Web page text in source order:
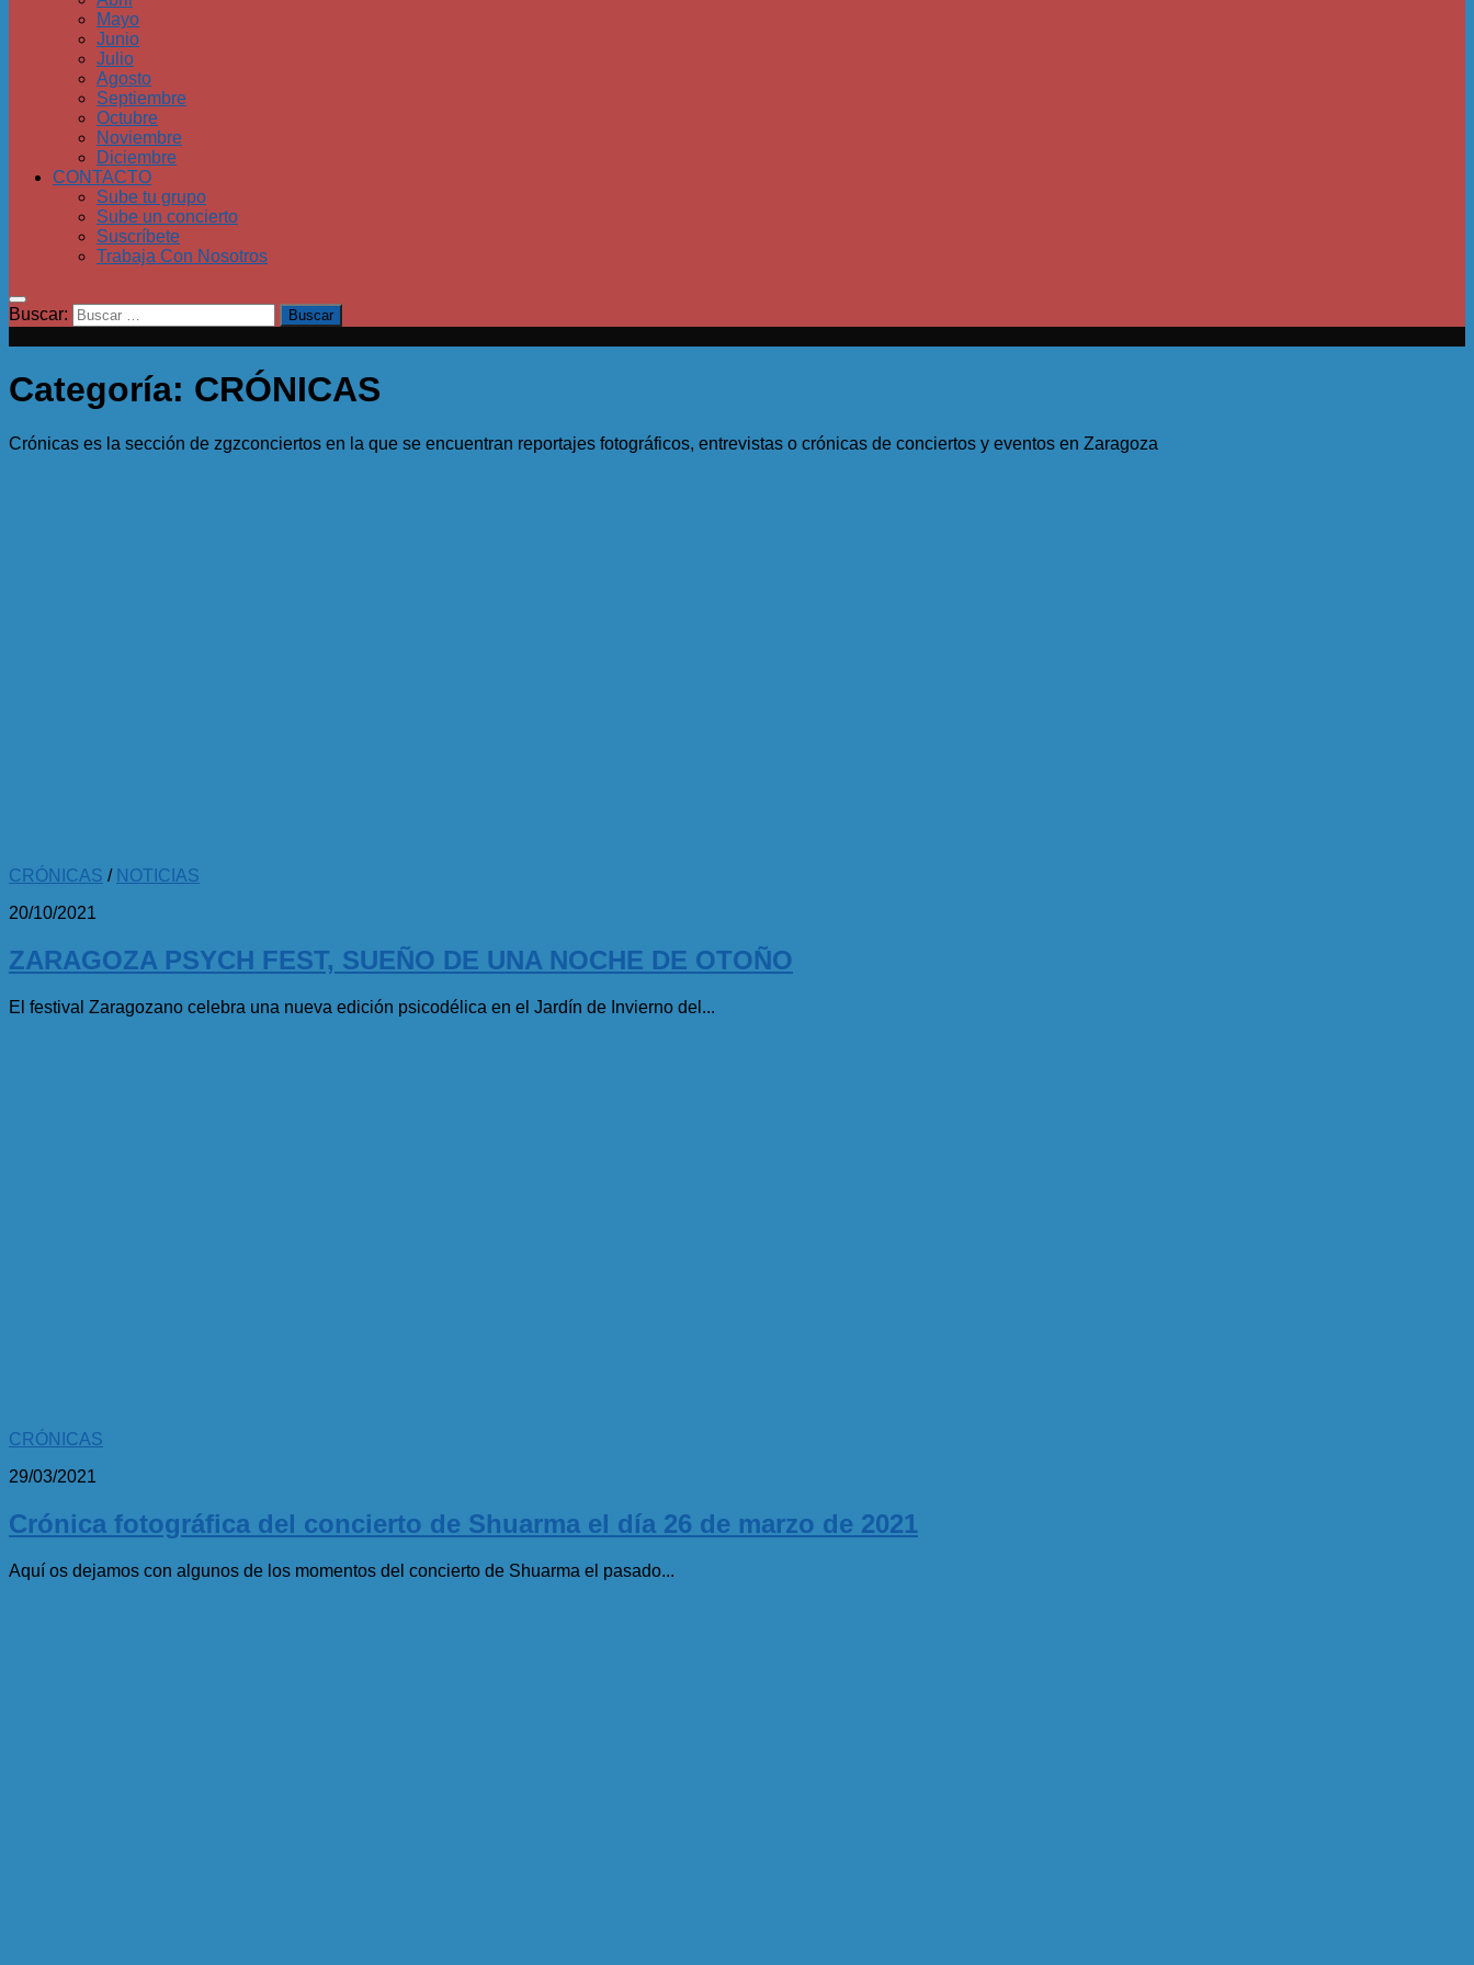
Mayo
Junio
Julio
Agosto
Septiembre
Octubre
Noviembre
Diciembre
CONTACTO
Sube tu grupo
Sube un concierto
Suscríbete
Trabaja Con Nosotros
Buscar:
Categoría: CRÓNICAS
Crónicas es la sección de zgzconciertos en la que se encuentran reportajes fotográficos, entrevistas o crónicas de conciertos y eventos en Zaragoza
CRÓNICAS / NOTICIAS
20/10/2021
ZARAGOZA PSYCH FEST, SUEÑO DE UNA NOCHE DE OTOÑO
El festival Zaragozano celebra una nueva edición psicodélica en el Jardín de Invierno del...
CRÓNICAS
29/03/2021
Crónica fotográfica del concierto de Shuarma el día 26 de marzo de 2021
Aquí os dejamos con algunos de los momentos del concierto de Shuarma el pasado...